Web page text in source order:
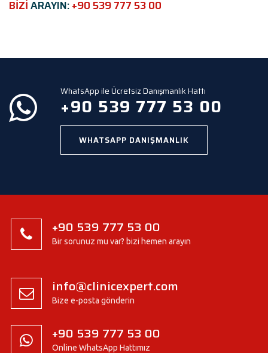
l
p
BİZİARAYIN:+90 539 777 53 00
WhatsApp ile Ücretsiz Danışmanlık Hattı
+90 539 777 53 00
WHATSAPP DANIŞMANLIK
+90 539 777 53 00
Bir sorunuz mu var? bizi hemen arayın
info@clinicexpert.com
Bize e-posta gönderin
+90 539 777 53 00
Online WhatsApp Hattımız